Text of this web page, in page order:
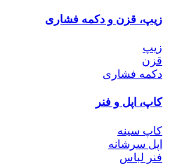
زیپ، قزن و دکمه فشاری
زیپ
قزن
دکمه فشاری
کاپ، اپل و فنر
کاپ سینه
اپل سرشانه
فنر لباس